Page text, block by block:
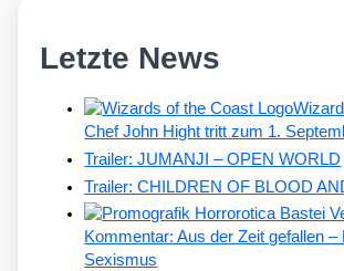
Letzte News
Chef John Hight tritt zum 1.
Trailer: JUMANJI – OPEN WORLD
Trailer: CHILDREN OF BLOOD
Kommentar: Aus der Zeit gefallen –
Sexismus